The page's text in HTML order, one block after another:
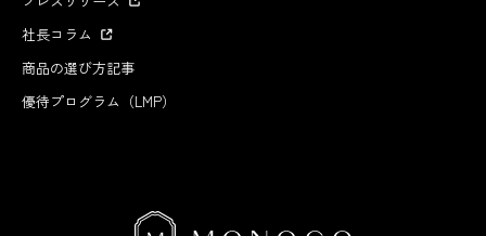
社長コラム
商品の選び方記事
優待プログラム（LMP）